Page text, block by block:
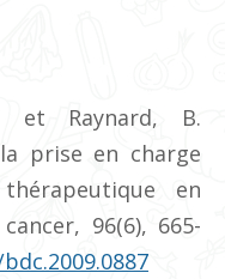
et Raynard, B.
prise en charge
en
96(6), 665-